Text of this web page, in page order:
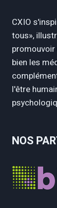
CXIO
tous»,
promouvoir
bien les
l'être
NOS